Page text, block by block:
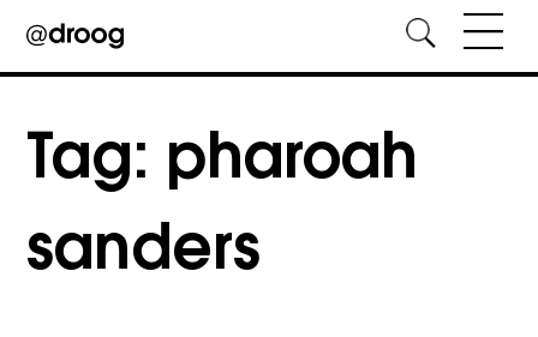
content
Tag: pharoah
sanders